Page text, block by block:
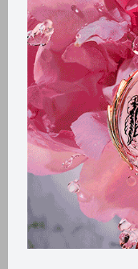
Productos